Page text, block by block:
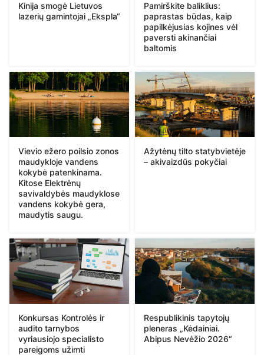
Kinija smogė Lietuvos
lazerių gamintojai „Ekspla“
Pamirškite baliklius:
paprastas būdas, kaip
papilkėjusias kojines vėl
paversti akinančiai
baltomis
Vievio ežero poilsio zonos
maudykloje vandens
kokybė patenkinama.
Kitose Elektrėnų
savivaldybės maudyklose
vandens kokybė gera,
maudytis saugu.
Ažytėnų tilto statybvietėje
– akivaizdūs pokyčiai
Konkursas Kontrolės ir
audito tarnybos
vyriausiojo specialisto
pareigoms užimti
Respublikinis tapytojų
pleneras „Kėdainiai.
Abipus Nevėžio 2026“